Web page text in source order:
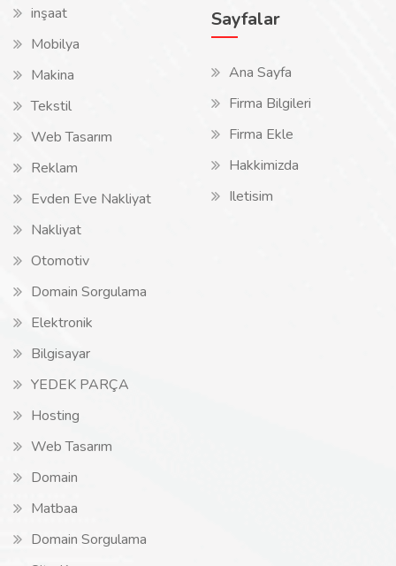
inşaat
Mobilya
Makina
Tekstil
Web Tasarım
Reklam
Evden Eve Nakliyat
Nakliyat
Otomotiv
Domain Sorgulama
Elektronik
Bilgisayar
YEDEK PARÇA
Hosting
Web Tasarım
Domain
Matbaa
Domain Sorgulama
Sayfalar
Ana Sayfa
Firma Bilgileri
Firma Ekle
Hakkimizda
Iletisim